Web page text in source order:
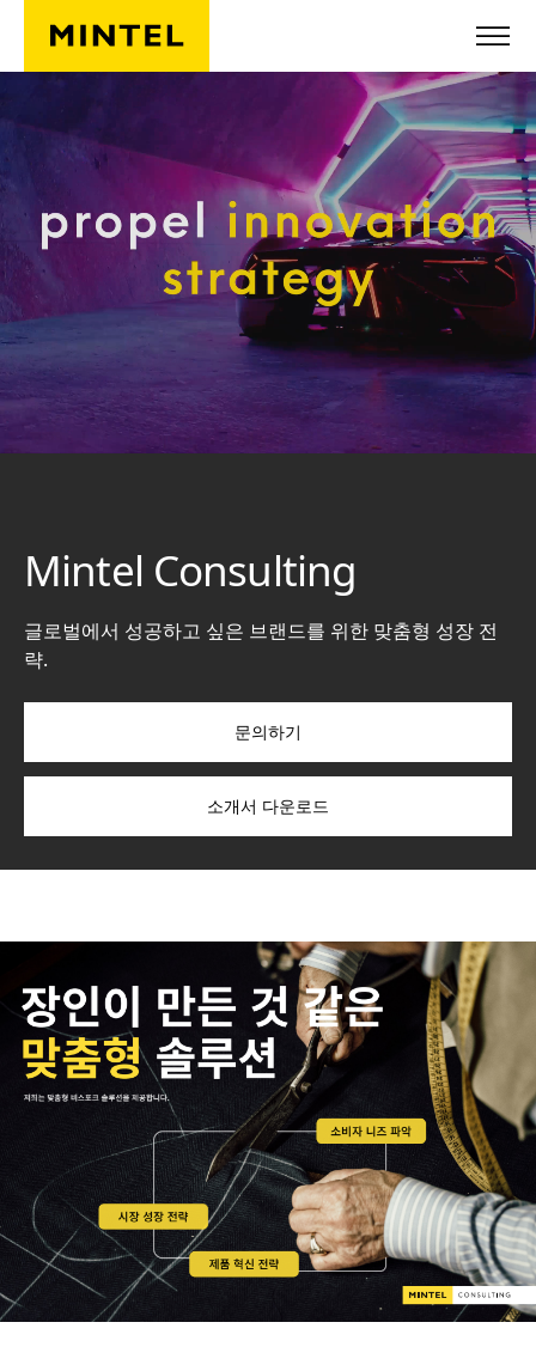
Skip to main content
Mintel Consulting
글로벌에서 성공하고 싶은 브랜드를 위한 맞춤형 성장 전
략.
문의하기
소개서 다운로드